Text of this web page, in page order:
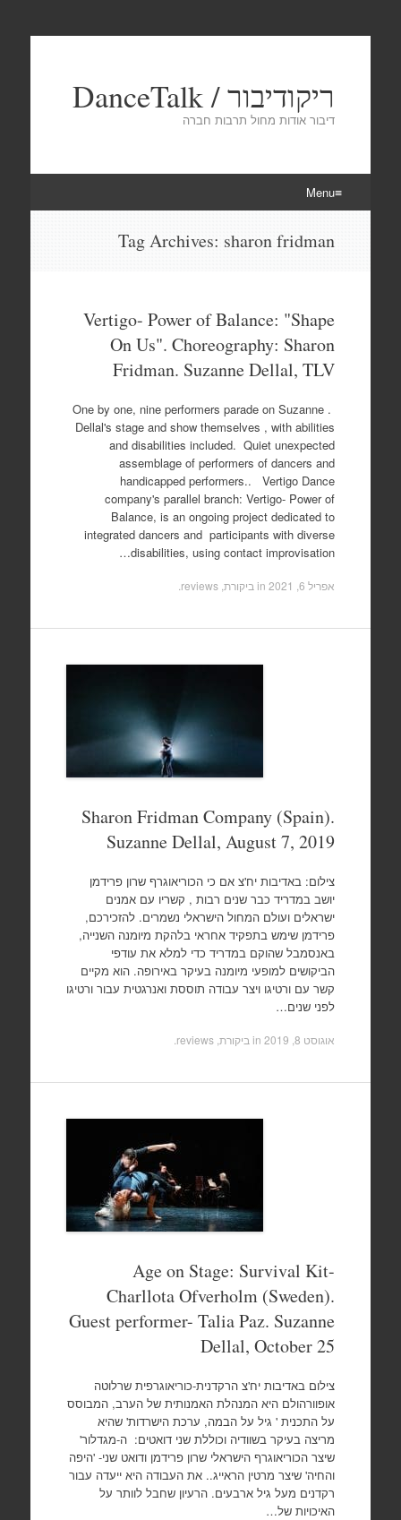
ריקודיבור / DanceTalk
דיבור אודות מחול תרבות חברה
Menu
Tag Archives: sharon fridman
Vertigo- Power of Balance: "Shape
On Us". Choreography: Sharon
Fridman. Suzanne Dellal, TLV
. One by one, nine performers parade on Suzanne
Dellal's stage and show themselves , with abilities
and disabilities included. Quiet unexpected
assemblage of performers of dancers and
handicapped performers.. Vertigo Dance
company's parallel branch: Vertigo- Power of
Balance, is an ongoing project dedicated to
integrated dancers and participants with diverse
disabilities, using contact improvisation…
אפריל 6, 2021 in ביקורת, reviews
Sharon Fridman Company (Spain).
Suzanne Dellal, August 7, 2019
צילום: באדיבות יח'צ אם כי הכוריאוגרף שרון פרידמן
יושב במדריד כבר שנים רבות , קשריו עם אמנים
ישראלים ועולם המחול הישראלי נשמרים. להזכירכם,
פרידמן שימש בתפקיד אחראי בלהקת מיומנה השנייה,
באנסמבל שהוקם במדריד כדי למלא את עודפי
הביקושים למופעי מיומנה בעיקר באירופה. הוא מקיים
קשר עם ורטיגו ויצר עבודה תוססת ואנרגטית עבור ורטיגו
לפני שנים…
אוגוסט 8, 2019 in ביקורת, reviews
Age on Stage: Survival Kit-
Charllota Ofverholm (Sweden).
Guest performer- Talia Paz. Suzanne
Dellal, October 25
צילום באדיבות יח'צ הרקדנית-כוריאוגרפית שרלוטה
אופוורהולם היא המנהלת האמנותית של הערב, המבוסס
על התכנית ' גיל על הבמה, ערכת הישרדות' שהיא
מריצה בעיקר בשוודיה וכוללת שני דואטים: ה-מגדלור'
שיצר הכוריאוגרף הישראלי שרון פרידמן ודואט שני- 'היפה
והחיה' שיצר מרטין הראייג.. את העבודה היא ייעדה עבור
רקדנים מעל גיל ארבעים. הרעיון שחבל לוותר על
האיכויות של…